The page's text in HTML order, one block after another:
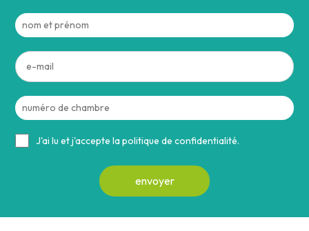
J'ai lu et j'accepte la politique de confidentialité.